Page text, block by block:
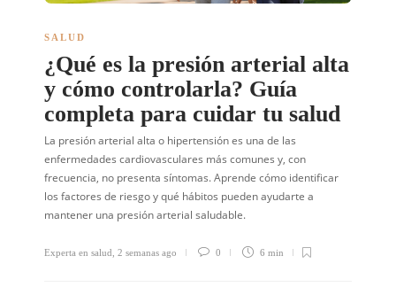
SALUD
¿Qué es la presión arterial alta
y cómo controlarla? Guía
completa para cuidar tu salud
La presión arterial alta o hipertensión es una de las
enfermedades cardiovasculares más comunes y, con
frecuencia, no presenta síntomas. Aprende cómo identificar
los factores de riesgo y qué hábitos pueden ayudarte a
mantener una presión arterial saludable.
Experta en salud 2 semanas ago 0 6 min